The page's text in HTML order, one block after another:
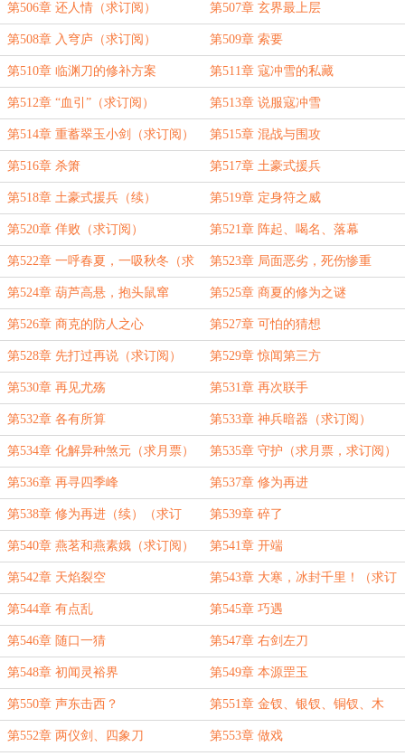
第506章 还人情（求订阅） 第507章 玄界最上层
第508章 入穹庐（求订阅） 第509章 索要
第510章 临渊刀的修补方案 第511章 寇冲雪的私藏
第512章 “血引”（求订阅） 第513章 说服寇冲雪
第514章 重蓄翠玉小剑（求订阅） 第515章 混战与围攻
第516章 杀箫 第517章 土豪式援兵
第518章 土豪式援兵（续） 第519章 定身符之威
第520章 佯败（求订阅） 第521章 阵起、喝名、落幕
第522章 一呼春夏，一吸秋冬（求
订阅）
第523章 局面恶劣，死伤惨重
第524章 葫芦高悬，抱头鼠窜 第525章 商夏的修为之谜
第526章 商克的防人之心 第527章 可怕的猜想
第528章 先打过再说（求订阅） 第529章 惊闻第三方
第530章 再见尤殇 第531章 再次联手
第532章 各有所算 第533章 神兵暗器（求订阅）
第534章 化解异种煞元（求月票） 第535章 守护（求月票，求订阅）
第536章 再寻四季峰 第537章 修为再进
第538章 修为再进（续）（求订
阅）
第539章 碎了
第540章 燕茗和燕素娥（求订阅） 第541章 开端
第542章 天焰裂空 第543章 大寒，冰封千里！（求订
阅）
第544章 有点乱 第545章 巧遇
第546章 随口一猜 第547章 右剑左刀
第548章 初闻灵裕界 第549章 本源罡玉
第550章 声东击西？ 第551章 金钗、银钗、铜钗、木
钗、骨钗
第552章 两仪剑、四象刀 第553章 做戏